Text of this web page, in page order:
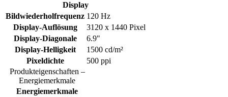
Display
Bildwiederholfrequenz 120 Hz
Display-Auflösung
3120 x 1440 Pixel
Display-Diagonale
6.9"
Display-Helligkeit
1500 cd/m²
Pixeldichte
500 ppi
Produkteigenschaften –
Energiemerkmale
Energiemerkmale